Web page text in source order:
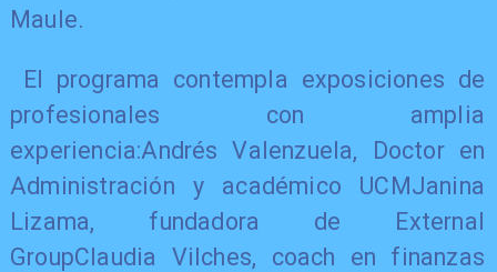
Maule.
El programa contempla exposiciones de
profesionales con amplia
experiencia:Andrés Valenzuela, Doctor en
Administración y académico UCMJanina
Lizama, fundadora de External
GroupClaudia Vilches, coach en finanzas